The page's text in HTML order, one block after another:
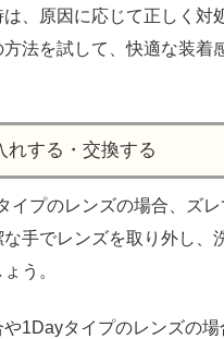
、原因に応じて正しく対
法を試して、快適な装着
れする・交換する
イプのレンズの場合、ズ
手でレンズを取り外し、
う。
1Dayタイプのレンズの場